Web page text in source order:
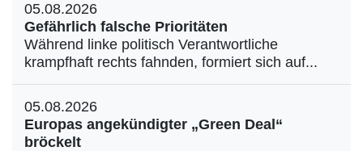
05.08.2026
Gefährlich falsche Prioritäten
Während linke politisch Verantwortliche
krampfhaft rechts fahnden, formiert sich auf...
05.08.2026
Europas angekündigter „Green Deal“
bröckelt